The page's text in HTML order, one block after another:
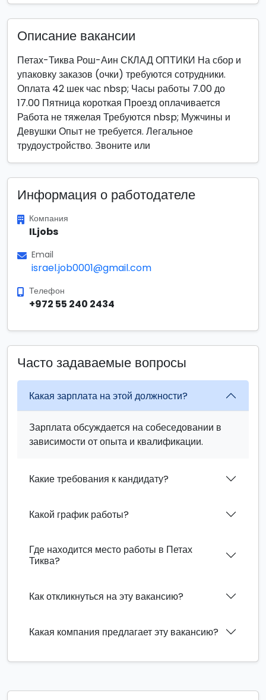
Описание вакансии
Петах-Тиква Рош-Аин СКЛАД ОПТИКИ На сбор и
упаковку заказов (очки) требуются сотрудники.
Оплата 42 шек час nbsp; Часы работы 7.00 до
17.00 Пятница короткая Проезд оплачивается
Работа не тяжелая Требуются nbsp; Мужчины и
Девушки Опыт не требуется. Легальное
трудоустройство. Звоните или
Информация о работодателе
Компания
ILjobs
Email
israel.job0001@gmail.com
Телефон
+972 55 240 2434
Часто задаваемые вопросы
Какая зарплата на этой должности?
Зарплата обсуждается на собеседовании в
зависимости от опыта и квалификации.
Какие требования к кандидату?
Какой график работы?
Где находится место работы в Петах
Тиква?
Как откликнуться на эту вакансию?
Какая компания предлагает эту вакансию?